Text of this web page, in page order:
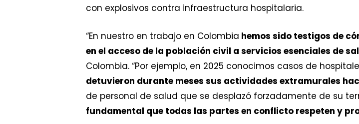
con explosivos contra infraestructura hospitalaria.
“En nuestro en trabajo en Colombia hemos sido testigos de
en el acceso de la población civil a servicios esenciales de
Colombia. “Por ejemplo, en 2025 conocimos casos de
detuvieron durante meses sus actividades extramurales
de personal de salud que se desplazó forzadamente de su
fundamental que todas las partes en conflicto respeten y